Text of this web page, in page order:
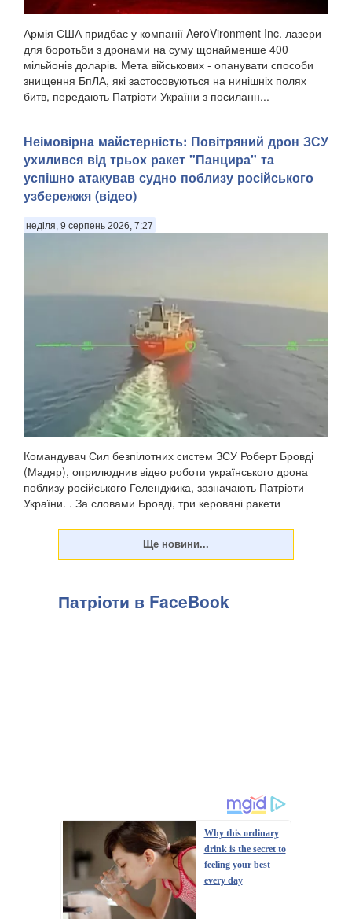
Армія США придбає у компанії AeroVironment Inc. лазери
для боротьби з дронами на суму щонайменше 400
мільйонів доларів. Мета військових - опанувати способи
знищення БпЛА, які застосовуються на нинішніх полях
битв, передають Патріоти України з посиланн...
Неімовірна майстерність: Повітряний дрон ЗСУ
ухилився від трьох ракет "Панцира" та
успішно атакував судно поблизу російського
узбережжя (відео)
неділя, 9 серпень 2026, 7:27
Командувач Сил безпілотних систем ЗСУ Роберт Бровді
(Мадяр), оприлюднив відео роботи українського дрона
поблизу російського Геленджика, зазначають Патріоти
України. . За словами Бровді, три керовані ракети
Патріоти в FaceBook
Why this ordinary
drink is the secret to
feeling your best
every day